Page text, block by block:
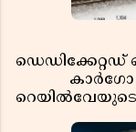
കാർഗോ